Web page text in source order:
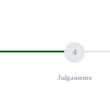
4
Julgamento